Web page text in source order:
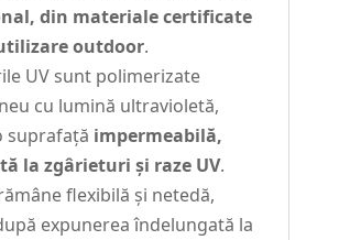
din materiale certificate
outdoor.
UV sunt polimerizate
cu lumină ultravioletă,
suprafață impermeabilă,
la zgârieturi și raze UV.
flexibilă și netedă,
expunerea îndelungată la